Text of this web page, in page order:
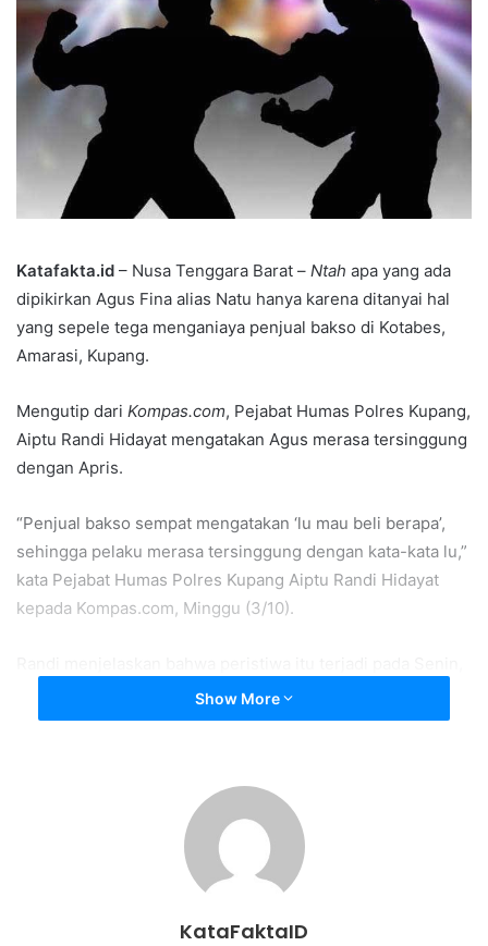
Katafakta.id – Nusa Tenggara Barat – Ntah apa yang ada
dipikirkan Agus Fina alias Natu hanya karena ditanyai hal
yang sepele tega menganiaya penjual bakso di Kotabes,
Amarasi, Kupang.
Mengutip dari Kompas.com, Pejabat Humas Polres Kupang,
Aiptu Randi Hidayat mengatakan Agus merasa tersinggung
dengan Apris.
“Penjual bakso sempat mengatakan ‘lu mau beli berapa’,
sehingga pelaku merasa tersinggung dengan kata-kata lu,”
kata Pejabat Humas Polres Kupang Aiptu Randi Hidayat
kepada Kompas.com, Minggu (3/10).
27 September 2021 sekitar pukul 16.00 WITA.
Natu.Karena merasa tersinggung dengan pertanyaan
korban, Natu kemudian dengan nada kasar mengatakan
bahwa akan makan semua bakso yang dijual Apris.
Show More
KataFaktaID